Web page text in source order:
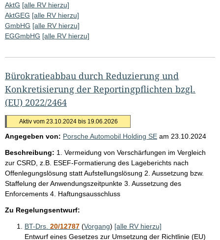
AktG [alle RV hierzu]
AktGEG [alle RV hierzu]
GmbHG [alle RV hierzu]
EGGmbHG [alle RV hierzu]
Bürokratieabbau durch Reduzierung und
Konkretisierung der Reportingpflichten bzgl.
(EU) 2022/2464
Aktiv vom 23.10.2024 bis 19.06.2026
Angegeben von: Porsche Automobil Holding SE am 23.10.2024
Beschreibung: 1. Vermeidung von Verschärfungen im Vergleich
zur CSRD, z.B. ESEF-Formatierung des Lageberichts nach
Offenlegungslösung statt Aufstellungslösung 2. Aussetzung bzw.
Staffelung der Anwendungszeitpunkte 3. Aussetzung des
Enforcements 4. Haftungsausschluss
Zu Regelungsentwurf:
BT-Drs. 20/12787 (Vorgang) [alle RV hierzu]
Entwurf eines Gesetzes zur Umsetzung der Richtlinie (EU)